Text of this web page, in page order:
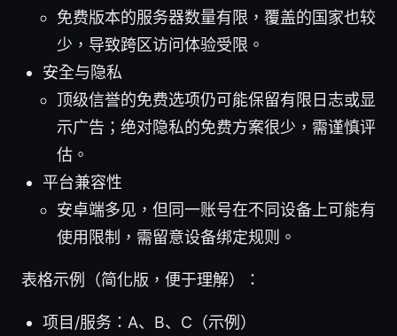
免费版本的服务器数量有限，覆盖的国家也较
少，导致跨区访问体验受限。
安全与隐私
顶级信誉的免费选项仍可能保留有限日志或显
示广告；绝对隐私的免费方案很少，需谨慎评
估。
平台兼容性
安卓端多见，但同一账号在不同设备上可能有
使用限制，需留意设备绑定规则。
表格示例（简化版，便于理解）：
项目/服务：A、B、C（示例）